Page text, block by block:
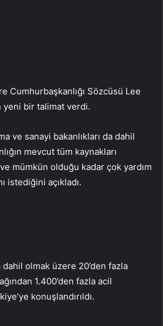
Cumhurbaşkanlığı Sözcüsü Lee
bir talimat verdi.
ve sanayi bakanlıkları da dahil
mevcut tüm kaynakları
mümkün olduğu kadar çok yardım
istediğini açıkladı.
olmak üzere 20’den fazla
1.400’den fazla acil
konuşlandırıldı.